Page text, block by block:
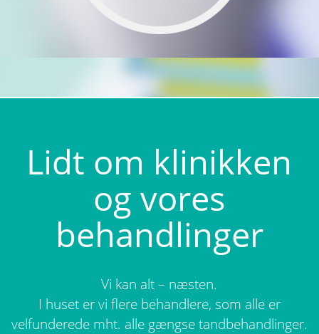
Lidt om klinikken
og vores
behandlinger
Vi kan alt – næsten.
I huset er vi flere behandlere, som alle er
velfunderede mht. alle gængse tandbehandlinger.